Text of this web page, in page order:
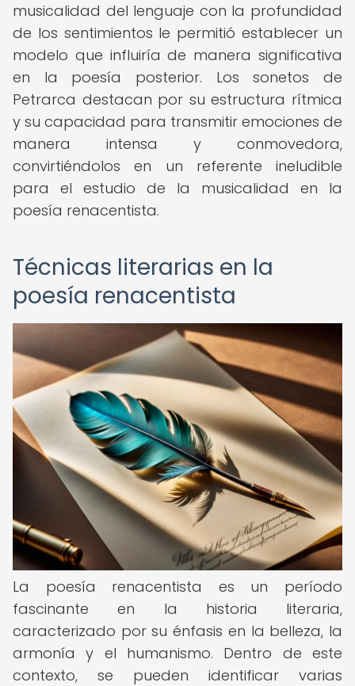
musicalidad del lenguaje con la profundidad
de los sentimientos le permitió establecer un
modelo que influiría de manera significativa
en la poesía posterior. Los sonetos de
Petrarca destacan por su estructura rítmica
y su capacidad para transmitir emociones de
manera intensa y conmovedora,
convirtiéndolos en un referente ineludible
para el estudio de la musicalidad en la
poesía renacentista.
Técnicas literarias en la
poesía renacentista
La poesía renacentista es un período
fascinante en la historia literaria,
caracterizado por su énfasis en la belleza, la
armonía y el humanismo. Dentro de este
contexto, se pueden identificar varias